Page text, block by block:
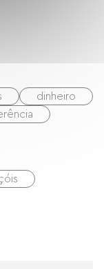
dinheiro